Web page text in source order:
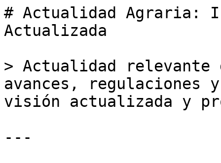
# Actualidad Agraria:
Actualizada
> Actualidad
avances, regulaciones
visión actualizada y
---